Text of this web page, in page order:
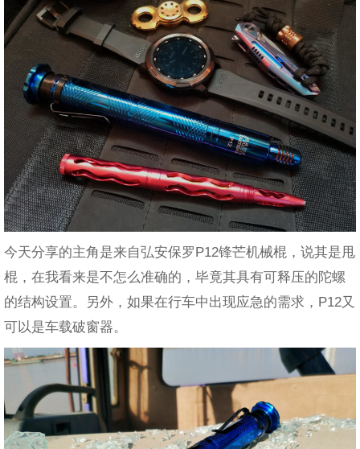
今天分享的主角是来自弘安保罗P12锋芒机械棍，说其是甩
棍，在我看来是不怎么准确的，毕竟其具有可释压的陀螺
的结构设置。另外，如果在行车中出现应急的需求，P12又
可以是车载破窗器。